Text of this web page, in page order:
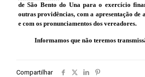
de São Bento do Una para o exercício
outras providências, com a apresentação de
e com os pronunciamentos dos vereadores.
Informamos que não teremos
Compartilhar